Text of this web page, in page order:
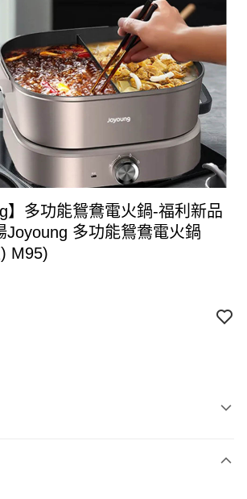
】多功能鴛鴦電火鍋-福利新品
Joyoung 多功能鴛鴦電火鍋
M95)